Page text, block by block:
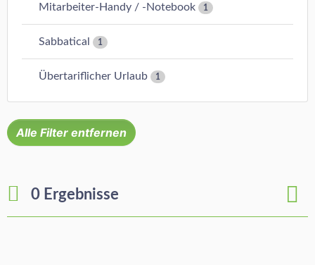
Mitarbeiter-Handy / -Notebook 1
Sabbatical 1
Übertariflicher Urlaub 1
Alle Filter entfernen
0 Ergebnisse